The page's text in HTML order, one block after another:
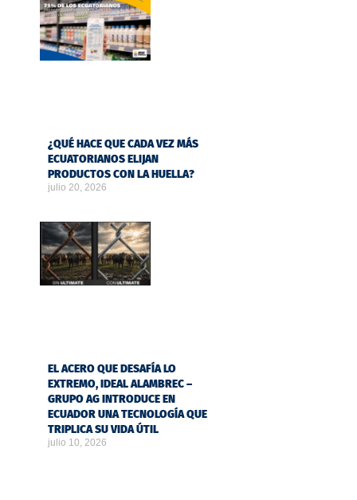
¿QUÉ HACE QUE CADA VEZ MÁS
ECUATORIANOS ELIJAN
PRODUCTOS CON LA HUELLA?
julio 20, 2026
EL ACERO QUE DESAFÍA LO
EXTREMO, IDEAL ALAMBREC –
GRUPO AG INTRODUCE EN
ECUADOR UNA TECNOLOGÍA QUE
TRIPLICA SU VIDA ÚTIL
julio 10, 2026